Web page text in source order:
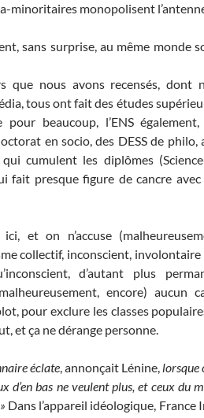
minoritaires monopolisent
sans surprise, au même monde
que nous avons recensés, dont
tous ont fait des études
beaucoup, l’ENS également,
en socio, des DESS de philo,
cumulent les diplômes
fait presque figure de cancre
et on n’accuse
collectif, inconscient,
d’autant plus
encore) aucun
pour exclure les classes
et ça ne dérange personne.
éclate, annonçait Lénine, lorsque
d’en bas ne veulent plus, et ceux du
Dans l’appareil idéologique, France